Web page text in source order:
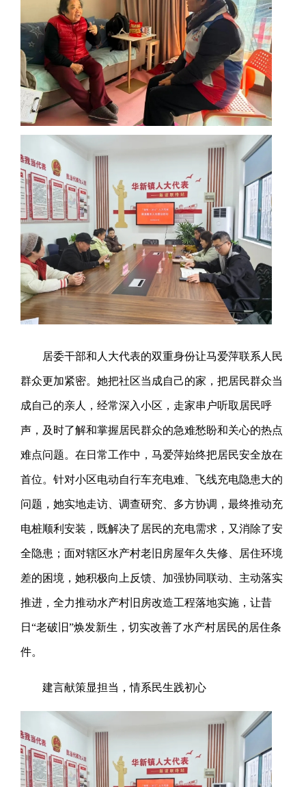
居委干部和人大代表的双重身份让马爱萍联系人民
群众更加紧密。她把社区当成自己的家，把居民群众当
成自己的亲人，经常深入小区，走家串户听取居民呼
声，及时了解和掌握居民群众的急难愁盼和关心的热点
难点问题。在日常工作中，马爱萍始终把居民安全放在
首位。针对小区电动自行车充电难、飞线充电隐患大的
问题，她实地走访、调查研究、多方协调，最终推动充
电桩顺利安装，既解决了居民的充电需求，又消除了安
全隐患；面对辖区水产村老旧房屋年久失修、居住环境
差的困境，她积极向上反馈、加强协同联动、主动落实
推进，全力推动水产村旧房改造工程落地实施，让昔
日“老破旧”焕发新生，切实改善了水产村居民的居住条
件。
建言献策显担当，情系民生践初心